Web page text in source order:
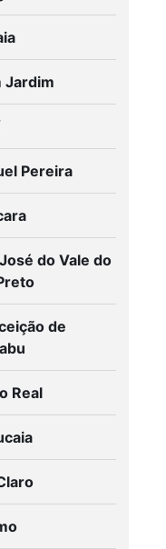
Jardim
Pereira
do Vale do
de
Real